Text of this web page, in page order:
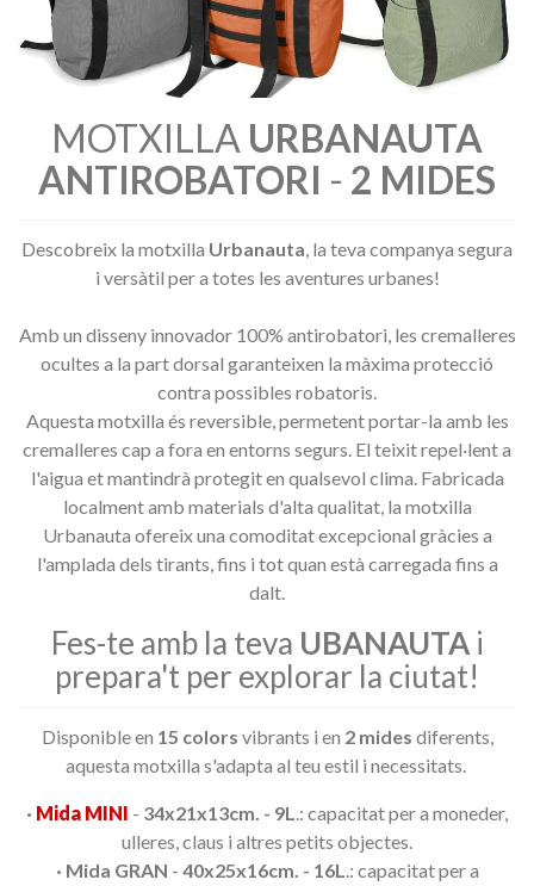
MOTXILLA URBANAUTA
ANTIROBATORI - 2 MIDES
Descobreix la motxilla Urbanauta, la teva companya segura
i versàtil per a totes les aventures urbanes!
Amb un disseny innovador 100% antirobatori, les cremalleres
ocultes a la part dorsal garanteixen la màxima protecció
contra possibles robatoris.
Aquesta motxilla és reversible, permetent portar-la amb les
cremalleres cap a fora en entorns segurs. El teixit repel·lent a
l'aigua et mantindrà protegit en qualsevol clima. Fabricada
localment amb materials d'alta qualitat, la motxilla
Urbanauta ofereix una comoditat excepcional gràcies a
l'amplada dels tirants, fins i tot quan està carregada fins a
dalt.
Fes-te amb la teva UBANAUTAi
prepara't per explorar la ciutat!
Disponible en 15 colors vibrants i en 2 mides diferents,
aquesta motxilla s'adapta al teu estil i necessitats.
· Mida MINI - 34x21x13cm. - 9L.: capacitat per a moneder,
ulleres, claus i altres petits objectes.
· Mida GRAN - 40x25x16cm. - 16L.: capacitat per a